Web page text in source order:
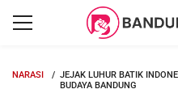
NARASI
JEJAK LUHUR BATIK
BUDAYA BANDUNG